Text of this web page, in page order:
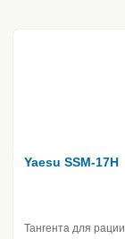
Yaesu SSM-17H
Тангента для рации